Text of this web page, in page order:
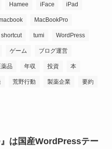
Hamee iFace iPad
MacBookPro
shortcut tumi WordPress
ゲーム ブログ運営
品 年収 投資 本
荒野行動 製薬企業 要約
』は国産WordPressテー